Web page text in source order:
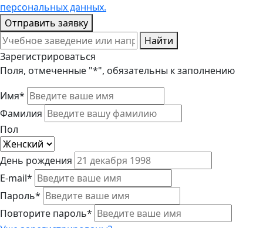
персональных данных.
Отправить заявку
Найти
Зарегистрироваться
Поля, отмеченные "*", обязательны к заполнению
Имя*
Фамилия
Пол
День рождения
E-mail*
Пароль*
Повторите пароль*